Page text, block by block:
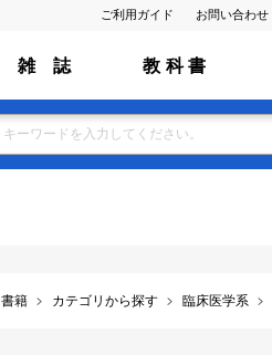
ご利用ガイド お問い合わせ
雑 誌 教 科 書
書籍 カテゴリから探す 臨床医学系